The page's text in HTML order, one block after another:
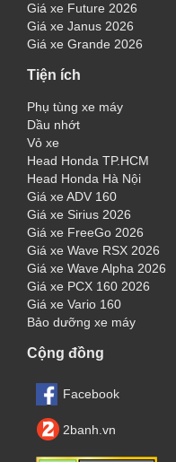
Giá xe Future 2026
Giá xe Janus 2026
Giá xe Grande 2026
Tiện ích
Phụ tùng xe máy
Dầu nhớt
Vỏ xe
Head Honda TP.HCM
Head Honda Hà Nội
Giá xe ADV 160
Giá xe Sirius 2026
Giá xe FreeGo 2026
Giá xe Wave RSX 2026
Giá xe Wave Alpha 2026
Giá xe PCX 160 2026
Giá xe Vario 160
Bảo dưỡng xe máy
Cộng đồng
Facebook
2banh.vn